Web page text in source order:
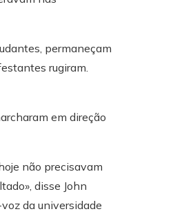
permaneçam
rugiram.
em direção
não precisavam
disse John
da universidade